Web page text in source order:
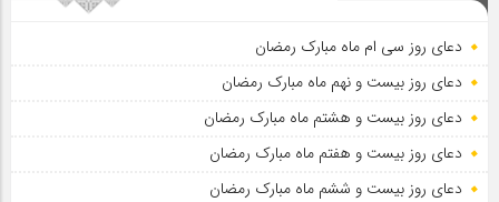
دعای روز سی ام ماه مبارک رمضان
دعای روز بیست و نهم ماه مبارک رمضان
دعای روز بیست و هشتم ماه مبارک رمضان
دعای روز بیست و هفتم ماه مبارک رمضان
دعای روز بیست و ششم ماه مبارک رمضان